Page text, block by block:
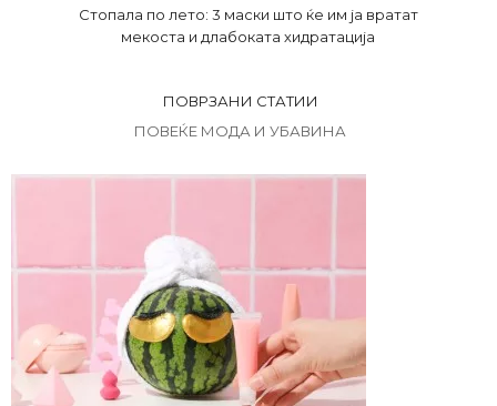
Стопала по лето: 3 маски што ќе им ја вратат
мекоста и длабоката хидратација
ПОВРЗАНИ СТАТИИ
ПОВЕЌЕ МОДА И УБАВИНА